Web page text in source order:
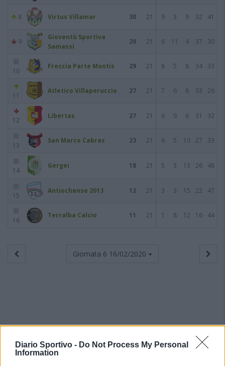
Diario Sportivo - Do Not Process My Personal
Information
8 Virtus Villamar 30 21 9 3 9 32 41
9
Gioventù Sportiva
Samassi
29 21 6 11 4 37 30
10
Freccia Parte Montis 29 21 8 5 8 34 33
11
Atletico Villaperuccio 27 21 7 6 8 33 26
12
Libertas 27 21 6 9 6 31 32
13
San Marco Cabras 23 21 6 5 10 27 33
14
Gergei 18 21 5 3 13 26 48
15
Antiochense 2013 12 21 3 3 15 22 47
16
Terralba Calcio 11 21 1 8 12 16 44
Giornata 6 16/02/2020